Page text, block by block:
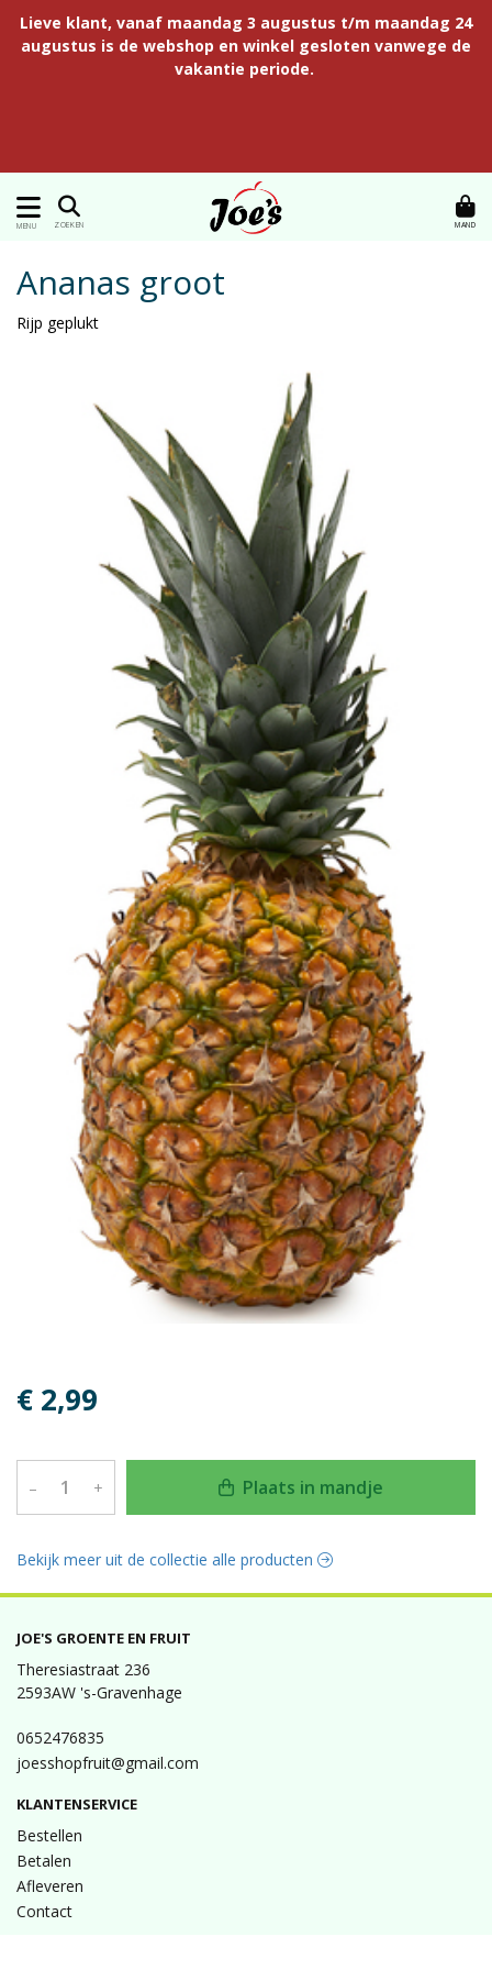
Lieve klant, vanaf maandag 3 augustus t/m maandag 24
augustus is de webshop en winkel gesloten vanwege de
vakantie periode.
MENU ZOEKEN MAND
Ananas groot
Rijp geplukt
€ 2,99
– + Plaats in mandje
Bekijk meer uit de collectie alle producten
JOE'S GROENTE EN FRUIT
Theresiastraat 236
2593AW 's-Gravenhage
0652476835
joesshopfruit@gmail.com
KLANTENSERVICE
Bestellen
Betalen
Afleveren
Contact